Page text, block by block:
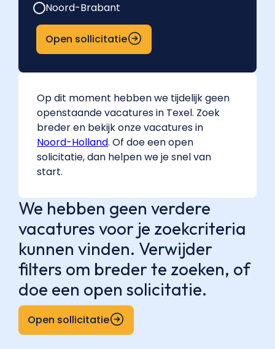
Noord-Brabant
Open sollicitatie
Op dit moment hebben we tijdelijk geen
openstaande vacatures in Texel. Zoek
breder en bekijk onze vacatures in
Noord-Holland. Of doe een open
solicitatie, dan helpen we je snel van
start.
We hebben geen verdere
vacatures voor je zoekcriteria
kunnen vinden. Verwijder
filters om breder te zoeken, of
doe een open solicitatie.
Open sollicitatie